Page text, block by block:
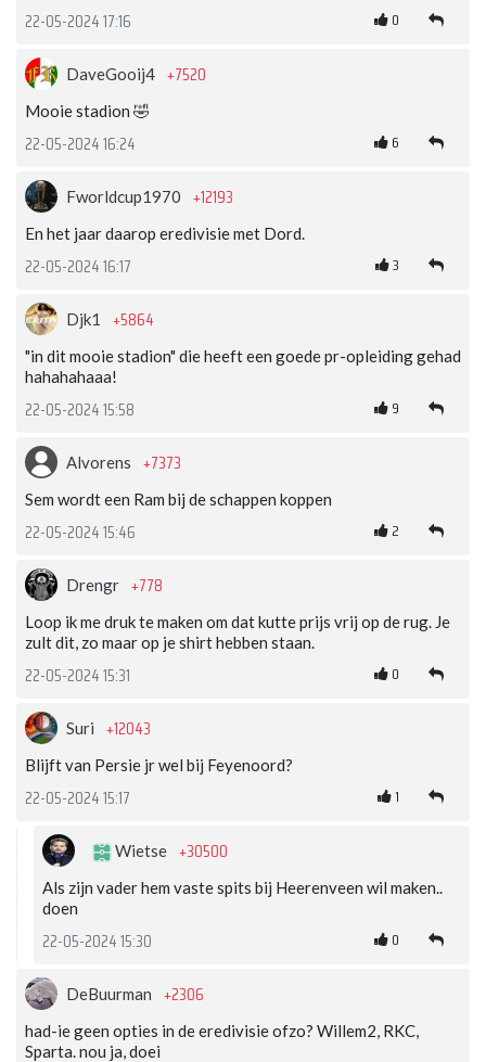
22-05-2024 17:16 0
DaveGooij4 +7520
Mooie stadion 🤣
22-05-2024 16:24 6
Fworldcup1970 +12193
En het jaar daarop eredivisie met Dord.
22-05-2024 16:17 3
Djk1 +5864
"in dit mooie stadion" die heeft een goede pr-opleiding gehad
hahahahaaa!
22-05-2024 15:58 9
Alvorens +7373
Sem wordt een Ram bij de schappen koppen
22-05-2024 15:46 2
Drengr +778
Loop ik me druk te maken om dat kutte prijs vrij op de rug. Je
zult dit, zo maar op je shirt hebben staan.
22-05-2024 15:31 0
Suri +12043
Blijft van Persie jr wel bij Feyenoord?
22-05-2024 15:17 1
Wietse +30500
Als zijn vader hem vaste spits bij Heerenveen wil maken..
doen
22-05-2024 15:30 0
DeBuurman +2306
had-ie geen opties in de eredivisie ofzo? Willem2, RKC,
Sparta. nou ja, doei